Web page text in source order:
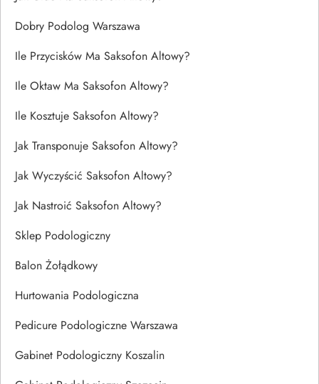
Dobry Podolog Warszawa
Ile Przycisków Ma Saksofon Altowy?
Ile Oktaw Ma Saksofon Altowy?
Ile Kosztuje Saksofon Altowy?
Jak Transponuje Saksofon Altowy?
Jak Wyczyścić Saksofon Altowy?
Jak Nastroić Saksofon Altowy?
Sklep Podologiczny
Balon Żołądkowy
Hurtowania Podologiczna
Pedicure Podologiczne Warszawa
Gabinet Podologiczny Koszalin